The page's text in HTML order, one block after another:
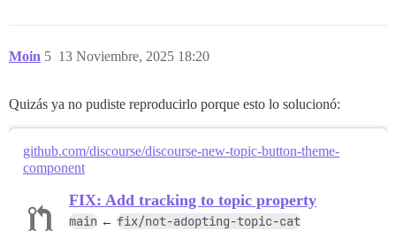
Moin 13 Noviembre, 2025 18:20
5
Quizás ya no pudiste reproducirlo porque esto lo solucionó:
github.com/discourse/discourse-new-topic-button-theme-
component
FIX: Add tracking to topic property
main ← fix/not-adopting-topic-cat